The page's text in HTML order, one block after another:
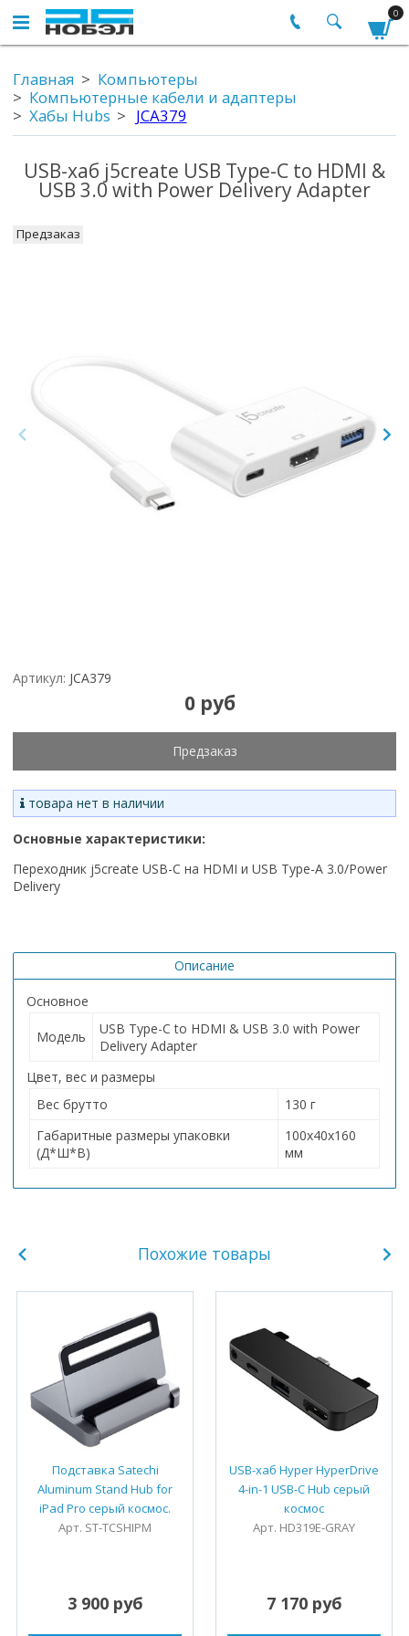
0
Главная
Компьютеры
Компьютерные кабели и адаптеры
Хабы Hubs
JCA379
USB-хаб j5create USB Type-C to HDMI &
USB 3.0 with Power Delivery Adapter
Предзаказ
Артикул: JCA379
0 руб
Предзаказ
товара нет в наличии
Основные характеристики:
Переходник j5create USB-C на HDMI и USB Type-A 3.0/Power
Delivery
Описание
Основное
Модель
USB Type-C to HDMI & USB 3.0 with Power
Delivery Adapter
Цвет, вес и размеры
Вес брутто
130 г
Габаритные размеры упаковки
(Д*Ш*В)
100х40х160
мм
Похожие товары
Подставка Satechi
Aluminum Stand Hub for
iPad Pro серый космос.
Арт. ST-TCSHIPM
3 900 руб
USB-хаб Hyper HyperDrive
4-in-1 USB-C Hub серый
космос
Арт. HD319E-GRAY
7 170 руб